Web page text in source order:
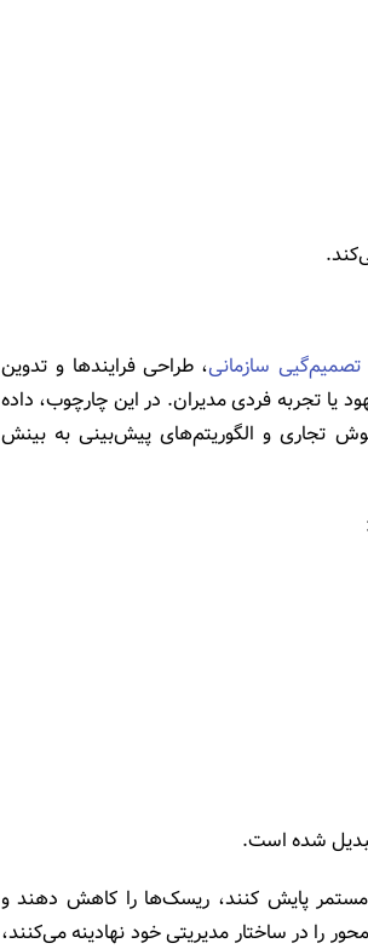
تصمیم‌گیی سازمانی، طراحی فرایندها و تدوین
یا تجربه فردی مدیران. در این چارچوب، داده
تجاری و الگوریتم‌های پیش‌بینی به بینش
شده است.
پایش کنند، ریسک‌ها را کاهش دهند و
را در ساختار مدیریتی خود نهادینه می‌کنند،